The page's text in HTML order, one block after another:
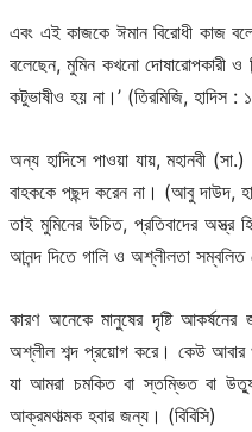
এবং এই কাজকে ঈমান বিরোধী কাজ
বলেছেন, মুমিন কখনো দোষারোপকারী ও
কটুভাষীও হয় না।’ (তিরমিজি, হাদিস :
অন্য হাদিসে পাওয়া যায়, মহানবী
বাহককে পছন্দ করেন না। (আবু দাউদ,
তাই মুমিনের উচিত, প্রতিবাদের অস্ত্র
আনন্দ দিতে গালি ও অশ্লীলতা সম্বলিত
কারণ অনেকে মানুষের দৃষ্টি আকর্ষনের
অশ্লীল শব্দ প্রয়োগ করে। কেউ আবার
যা আমরা চমকিত বা স্তম্ভিত বা
আক্রমণাত্মক হবার জন্য। (বিবিসি)